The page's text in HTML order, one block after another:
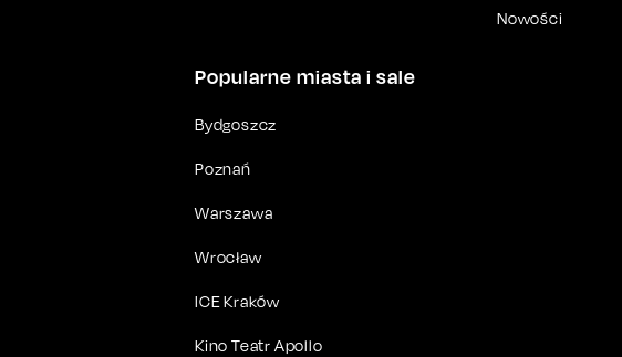
Nowości
Popularne miasta i sale
Bydgoszcz
Poznań
Warszawa
Wrocław
ICE Kraków
Kino Teatr Apollo